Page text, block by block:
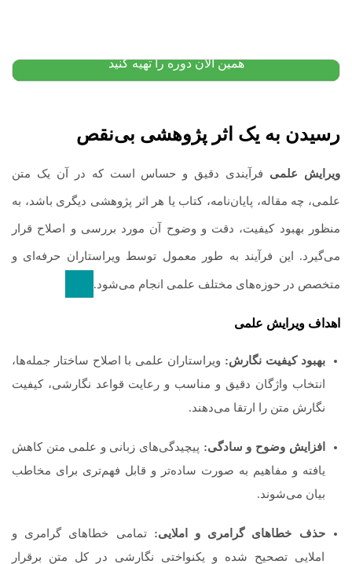
همین الان دوره را تهیه کنید
رسیدن به یک اثر پژوهشی بی‌نقص
ویرایش علمی فرآیندی دقیق و حساس است که در آن یک متن
علمی، چه مقاله، پایان‌نامه، کتاب یا هر اثر پژوهشی دیگری باشد، به
منظور بهبود کیفیت، دقت و وضوح آن مورد بررسی و اصلاح قرار
می‌گیرد. این فرآیند به طور معمول توسط ویراستاران حرفه‌ای و
متخصص در حوزه‌های مختلف علمی انجام می‌شود.
اهداف ویرایش علمی
بهبود کیفیت نگارش: ویراستاران علمی با اصلاح ساختار جمله‌ها،
انتخاب واژگان دقیق و مناسب و رعایت قواعد نگارشی، کیفیت
نگارش متن را ارتقا می‌دهند.
افزایش وضوح و سادگی: پیچیدگی‌های زبانی و علمی متن کاهش
یافته و مفاهیم به صورت ساده‌تر و قابل فهم‌تری برای مخاطب
بیان می‌شوند.
حذف خطاهای گرامری و املایی: تمامی خطاهای گرامری و
املایی تصحیح شده و یکنواختی نگارشی در کل متن برقرار